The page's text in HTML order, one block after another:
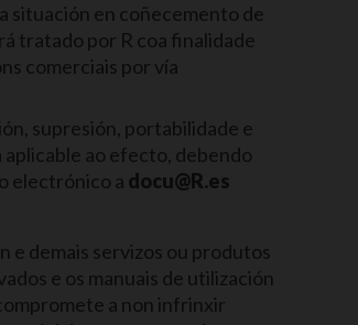
situación en coñecemento de
tratado por R coa finalidade
comerciais por vía
supresión, portabilidade e
ao efecto, debendo
electrónico a docu@R.es
e demais servizos ou produtos
e os manuais de utilización
a non infrinxir